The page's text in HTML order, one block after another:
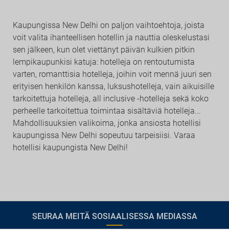
Kaupungissa New Delhi on paljon vaihtoehtoja, joista
voit valita ihanteellisen hotellin ja nauttia oleskelustasi
sen jälkeen, kun olet viettänyt päivän kulkien pitkin
lempikaupunkisi katuja: hotelleja on rentoutumista
varten, romanttisia hotelleja, joihin voit mennä juuri sen
erityisen henkilön kanssa, luksushotelleja, vain aikuisille
tarkoitettuja hotelleja, all inclusive -hotelleja sekä koko
perheelle tarkoitettua toimintaa sisältäviä hotelleja...
Mahdollisuuksien valikoima, jonka ansiosta hotellisi
kaupungissa New Delhi sopeutuu tarpeisiisi. Varaa
hotellisi kaupungista New Delhi!
SEURAA MEITÄ SOSIAALISESSA MEDIASSA